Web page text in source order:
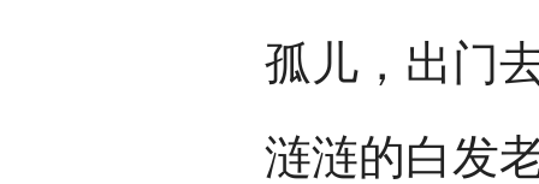
孤儿，出门
涟涟的白发